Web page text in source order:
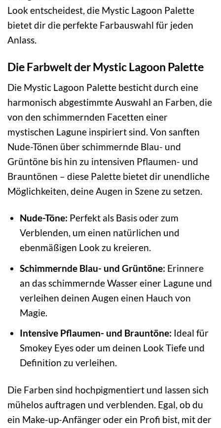
Look entscheidest, die Mystic Lagoon Palette
bietet dir die perfekte Farbauswahl für jeden
Anlass.
Die Farbwelt der Mystic Lagoon Palette
Die Mystic Lagoon Palette besticht durch eine
harmonisch abgestimmte Auswahl an Farben, die
von den schimmernden Facetten einer
mystischen Lagune inspiriert sind. Von sanften
Nude-Tönen über schimmernde Blau- und
Grüntöne bis hin zu intensiven Pflaumen- und
Brauntönen – diese Palette bietet dir unendliche
Möglichkeiten, deine Augen in Szene zu setzen.
Nude-Töne: Perfekt als Basis oder zum
Verblenden, um einen natürlichen und
ebenmäßigen Look zu kreieren.
Schimmernde Blau- und Grüntöne: Erinnere
an das schimmernde Wasser einer Lagune und
verleihen deinen Augen einen Hauch von
Magie.
Intensive Pflaumen- und Brauntöne: Ideal für
Smokey Eyes oder um deinen Look Tiefe und
Definition zu verleihen.
Die Farben sind hochpigmentiert und lassen sich
mühelos auftragen und verblenden. Egal, ob du
ein Make-up-Anfänger oder ein Profi bist, mit der